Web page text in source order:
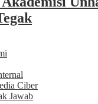
Ciber
Jawab